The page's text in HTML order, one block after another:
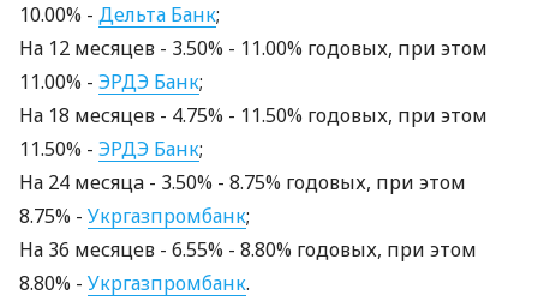
10.00% - Дельта Банк;
На 12 месяцев - 3.50% - 11.00% годовых, при этом
11.00% - ЭРДЭ Банк;
На 18 месяцев - 4.75% - 11.50% годовых, при этом
11.50% - ЭРДЭ Банк;
На 24 месяцa - 3.50% - 8.75% годовых, при этом
8.75% - Укргазпромбанк;
На 36 месяцев - 6.55% - 8.80% годовых, при этом
8.80% - Укргазпромбанк.